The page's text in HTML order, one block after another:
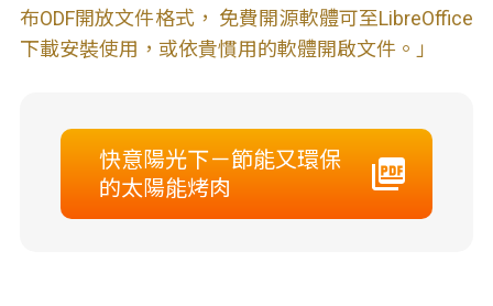
布ODF開放文件格式， 免費開源軟體可至LibreOffice
下載安裝使用，或依貴慣用的軟體開啟文件。」
快意陽光下－節能又環保
的太陽能烤肉